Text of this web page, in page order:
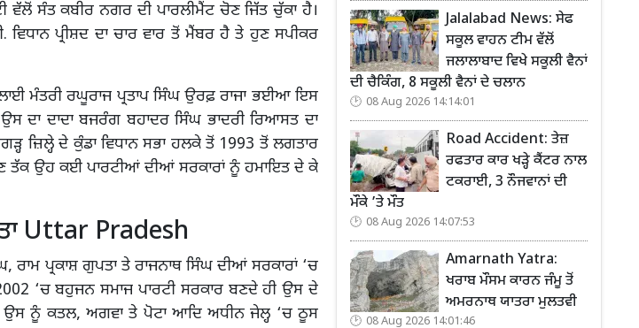
ਵੱਲੋਂ ਸੰਤ ਕਬੀਰ ਨਗਰ ਦੀ ਪਾਰਲੀਮੈਂਟ ਚੋਣ ਜਿੱਤ ਚੁੱਕਾ ਹੈ।
ਵਿਧਾਨ ਪ੍ਰੀਸ਼ਦ ਦਾ ਚਾਰ ਵਾਰ ਤੋਂ ਮੈਂਬਰ ਹੈ ਤੇ ਹੁਣ ਸਪੀਕਰ
ਮੰਤਰੀ ਰਘੂਰਾਜ ਪ੍ਰਤਾਪ ਸਿੰਘ ਉਰਫ਼ ਰਾਜਾ ਭਈਆ ਇਸ
ਦਾ ਦਾਦਾ ਬਜਰੰਗ ਬਹਾਦਰ ਸਿੰਘ ਭਾਦਰੀ ਰਿਆਸਤ ਦਾ
ਜ਼ਿਲ੍ਹੇ ਦੇ ਕੁੰਡਾ ਵਿਧਾਨ ਸਭਾ ਹਲਕੇ ਤੋਂ 1993 ਤੋਂ ਲਗਤਾਰ
ਉਹ ਕਈ ਪਾਰਟੀਆਂ ਦੀਆਂ ਸਰਕਾਰਾਂ ਨੂੰ ਹਮਾਇਤ ਦੇ ਕੇ
Uttar Pradesh
ਪ੍ਰਕਾਸ਼ ਗੁਪਤਾ ਤੇ ਰਾਜਨਾਥ ਸਿੰਘ ਦੀਆਂ ਸਰਕਾਰਾਂ ‘ਚ
‘ਚ ਬਹੁਜਨ ਸਮਾਜ ਪਾਰਟੀ ਸਰਕਾਰ ਬਣਦੇ ਹੀ ਉਸ ਦੇ
ਉਸ ਨੂੰ ਕਤਲ, ਅਗਵਾ ਤੇ ਪੋਟਾ ਆਦਿ ਅਧੀਨ ਜੇਲ੍ਹ ‘ਚ ਠੂਸ
Jalalabad News: ਸੇਫ
ਸਕੂਲ ਵਾਹਨ ਟੀਮ ਵੱਲੋਂ
ਜਲਾਲਾਬਾਦ ਵਿਖੇ ਸਕੂਲੀ ਵੈਨਾਂ
ਦੀ ਚੈਕਿੰਗ, 8 ਸਕੂਲੀ ਵੈਨਾਂ ਦੇ ਚਲਾਨ
08 Aug 2026 14:14:01
Road Accident: ਤੇਜ਼
ਰਫਤਾਰ ਕਾਰ ਖੜ੍ਹੇ ਕੈਂਟਰ ਨਾਲ
ਟਕਰਾਈ, 3 ਨੌਜਵਾਨਾਂ ਦੀ
ਮੌਕੇ ’ਤੇ ਮੌਤ
08 Aug 2026 14:07:53
Amarnath Yatra:
ਖਰਾਬ ਮੌਸਮ ਕਾਰਨ ਜੰਮੂ ਤੋਂ
ਅਮਰਨਾਥ ਯਾਤਰਾ ਮੁਲਤਵੀ
08 Aug 2026 14:01:46